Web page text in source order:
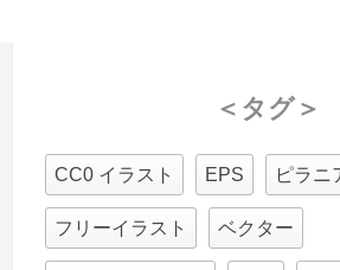
＜タグ＞
CC0 イラスト EPS ピラニ
フリーイラスト ベクター